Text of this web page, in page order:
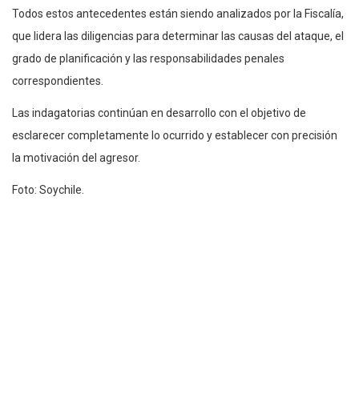
Todos estos antecedentes están siendo analizados por la Fiscalía,
que lidera las diligencias para determinar las causas del ataque, el
grado de planificación y las responsabilidades penales
correspondientes.
Las indagatorias continúan en desarrollo con el objetivo de
esclarecer completamente lo ocurrido y establecer con precisión
la motivación del agresor.
Foto: Soychile.